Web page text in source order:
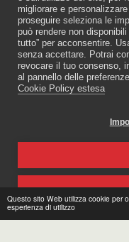
Questo sito Web utilizza cookie per
esperienza di utilizzo
migliorare e
proseguire seleziona le
può rendere non
tutto” per acconsentire.
senza accettare. Potrai
revocare il tuo consenso,
al pannello delle
Cookie Policy estesa
Coockie